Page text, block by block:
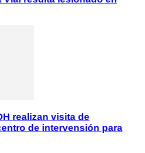
realizan visita de
de intervensión para